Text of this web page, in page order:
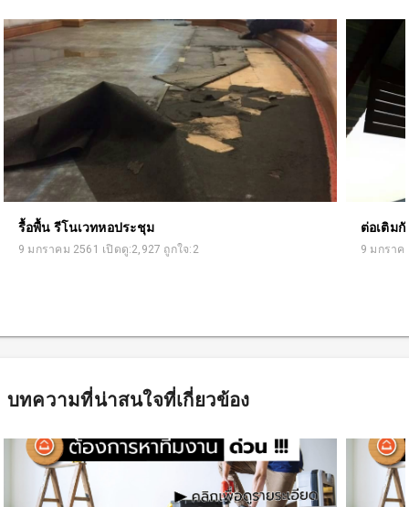
รื้อพื้น รีโนเวทหอประชุม
9 มกราคม 2561 เปิดดู:2,927 ถูกใจ:2
ต่อเติม
9 มกราค
บทความที่น่าสนใจที่เกี่ยวข้อง